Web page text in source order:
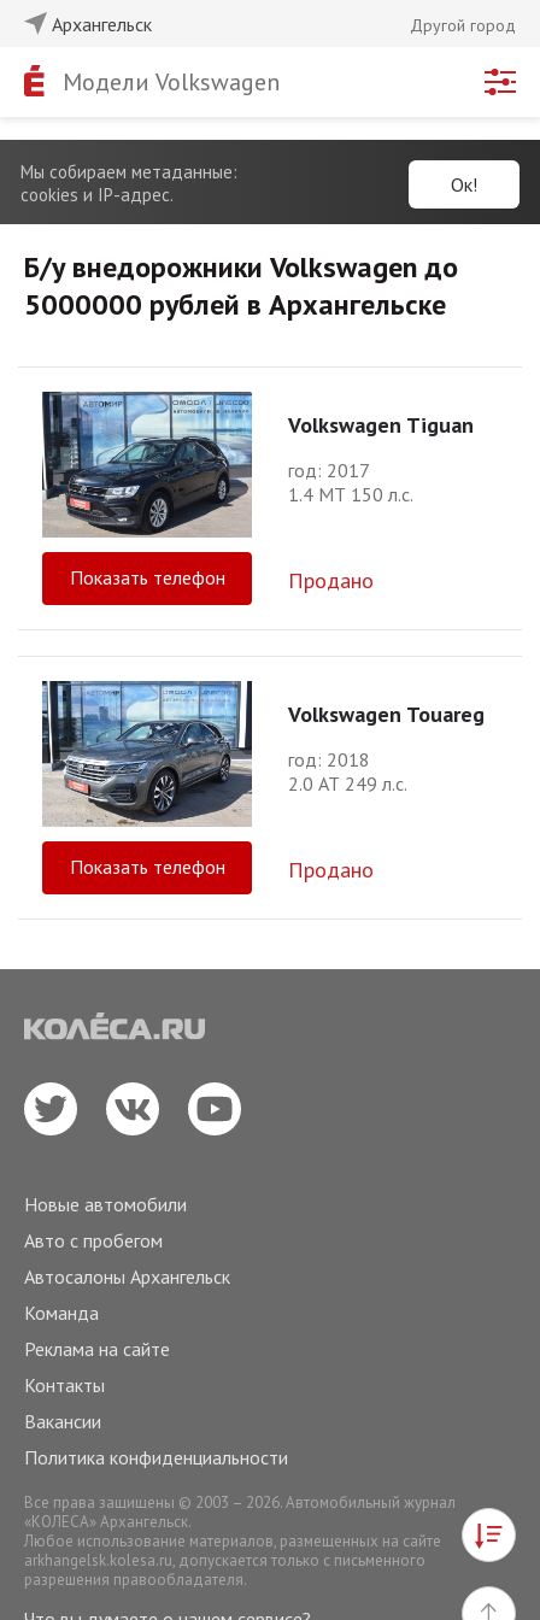
Архангельск Другой город
Модели Volkswagen
Мы собираем метаданные:
cookies и IP-адрес.
Ок!
Б/у внедорожники Volkswagen до
5000000 рублей в Архангельске
Volkswagen Tiguan
год: 2017
1.4 МТ 150 л.с.
Показать телефон Продано
Volkswagen Touareg
год: 2018
2.0 АТ 249 л.с.
Показать телефон Продано
Новые автомобили
Авто с пробегом
Автосалоны Архангельск
Команда
Реклама на сайте
Контакты
Вакансии
Политика конфиденциальности
Все права защищены © 2003 – 2026. Автомобильный журнал
«КОЛЕСА» Архангельск.
Любое использование материалов, размещенных на сайте
arkhangelsk.kolesa.ru, допускается только с письменного
разрешения правообладателя.